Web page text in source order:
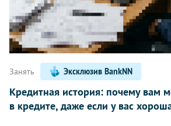
Занять Эксклюзив BankNN
Кредитная история: почему вам
в кредите, даже если у вас